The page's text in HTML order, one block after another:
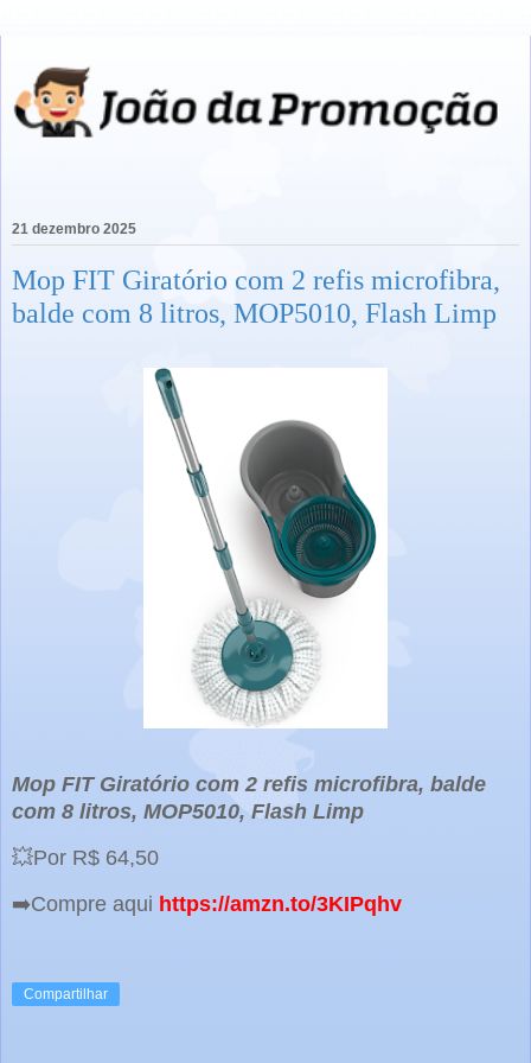
21 dezembro 2025
Mop FIT Giratório com 2 refis microfibra,
balde com 8 litros, MOP5010, Flash Limp
Mop FIT Giratório com 2 refis microfibra, balde
com 8 litros, MOP5010, Flash Limp
💥Por R$ 64,50
➡️Compre aqui https://amzn.to/3KIPqhv
Compartilhar